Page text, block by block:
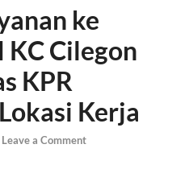
ke
KC Cilegon
KPR
Kerja
Leave a Comment